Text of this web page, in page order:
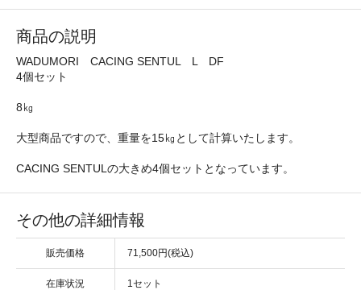
商品の説明
WADUMORI CACING SENTUL L DF
4個セット
8㎏
大型商品ですので、重量を15㎏として計算いたします。
CACING SENTULの大きめ4個セットとなっています。
その他の詳細情報
販売価格 71,500円(税込)
在庫状況 1セット